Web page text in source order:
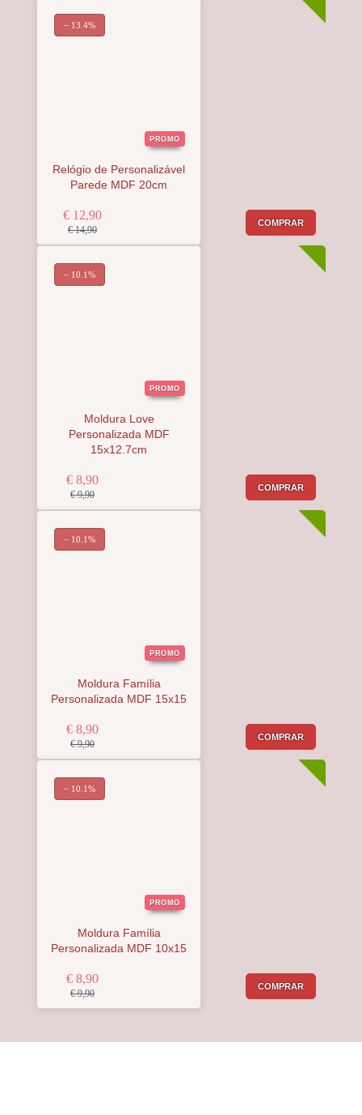
PROMO
Relógio de Personalizável
Parede MDF 20cm
€ 12,90
€ 14,90
COMPRAR
− 13.4%
PROMO
Moldura Love
Personalizada MDF
15x12.7cm
€ 8,90
€ 9,90
COMPRAR
− 10.1%
PROMO
Moldura Família
Personalizada MDF 15x15
€ 8,90
€ 9,90
COMPRAR
− 10.1%
PROMO
Moldura Família
Personalizada MDF 10x15
€ 8,90
€ 9,90
COMPRAR
− 10.1%